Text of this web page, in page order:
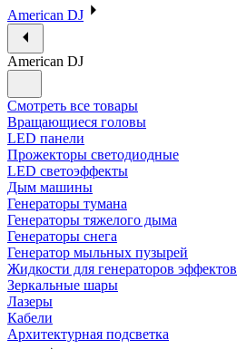
American DJ
American DJ
Смотреть все товары
Вращающиеся головы
LED панели
Прожекторы светодиодные
LED светоэффекты
Дым машины
Генераторы тумана
Генераторы тяжелого дыма
Генераторы снега
Генератор мыльных пузырей
Жидкости для генераторов эффектов
Зеркальные шары
Лазеры
Кабели
Архитектурная подсветка